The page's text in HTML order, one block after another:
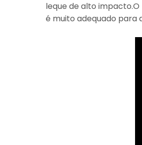
leque de alto
é muito adequado para